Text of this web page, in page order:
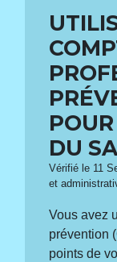
DU
Vérifié le 11
et
Vous avez
prévention
points de